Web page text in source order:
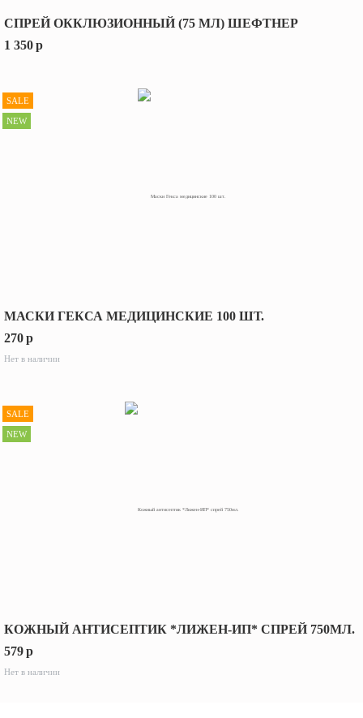
СПРЕЙ ОККЛЮЗИОННЫЙ (75 МЛ) ШЕФТНЕР
1 350p
МАСКИ ГЕКСА МЕДИЦИНСКИЕ 100 ШТ.
270p
Нет в наличии
SALE
NEW
КОЖНЫЙ АНТИСЕПТИК *ЛИЖЕН-ИП* СПРЕЙ 750МЛ.
579p
Нет в наличии
SALE
NEW